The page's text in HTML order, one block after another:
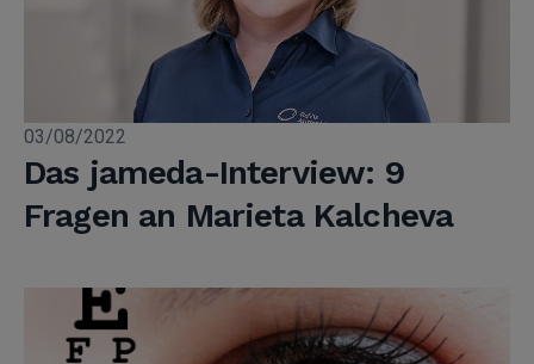
03/08/2022
Das jameda-Interview: 9
Fragen an Marieta Kalcheva